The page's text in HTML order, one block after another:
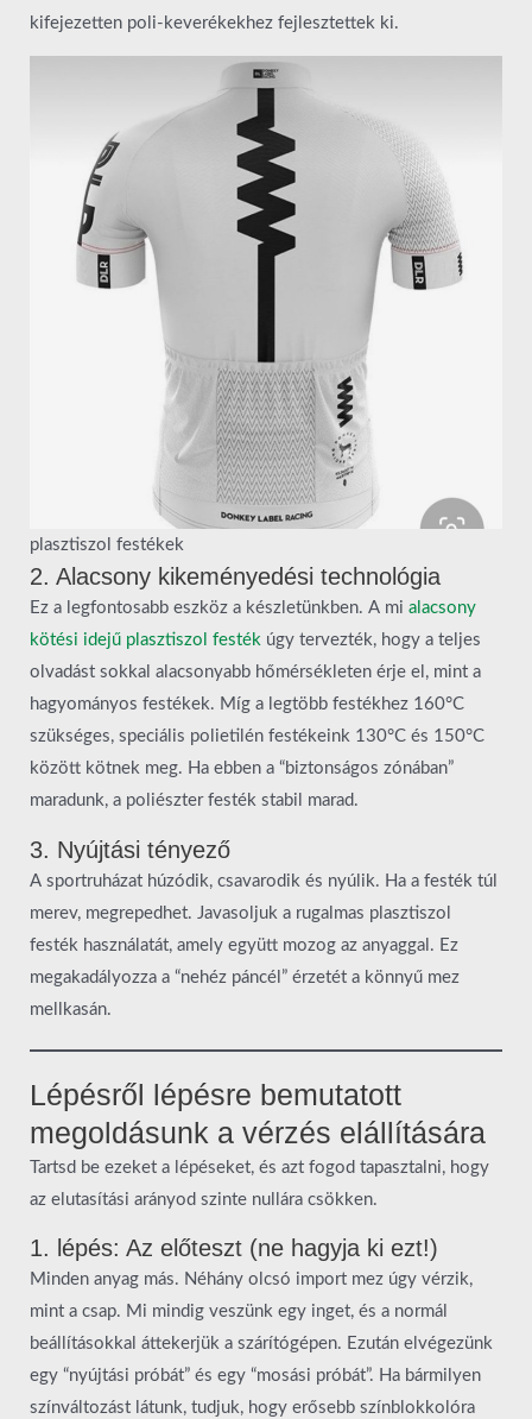
kifejezetten poli-keverékekhez fejlesztettek ki.
plasztiszol festékek
2. Alacsony kikeményedési technológia
Ez a legfontosabb eszköz a készletünkben. A mi alacsony
kötési idejű plasztiszol festék úgy tervezték, hogy a teljes
olvadást sokkal alacsonyabb hőmérsékleten érje el, mint a
hagyományos festékek. Míg a legtöbb festékhez 160°C
szükséges, speciális polietilén festékeink 130°C és 150°C
között kötnek meg. Ha ebben a “biztonságos zónában”
maradunk, a poliészter festék stabil marad.
3. Nyújtási tényező
A sportruházat húzódik, csavarodik és nyúlik. Ha a festék túl
merev, megrepedhet. Javasoljuk a rugalmas plasztiszol
festék használatát, amely együtt mozog az anyaggal. Ez
megakadályozza a “nehéz páncél” érzetét a könnyű mez
mellkasán.
Lépésről lépésre bemutatott
megoldásunk a vérzés elállítására
Tartsd be ezeket a lépéseket, és azt fogod tapasztalni, hogy
az elutasítási arányod szinte nullára csökken.
1. lépés: Az előteszt (ne hagyja ki ezt!)
Minden anyag más. Néhány olcsó import mez úgy vérzik,
mint a csap. Mi mindig veszünk egy inget, és a normál
beállításokkal áttekerjük a szárítógépen. Ezután elvégezünk
egy “nyújtási próbát” és egy “mosási próbát”. Ha bármilyen
színváltozást látunk, tudjuk, hogy erősebb színblokkolóra